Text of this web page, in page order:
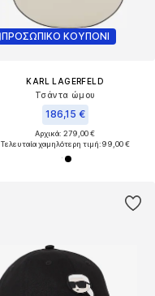
ΠΡΟΣΩΠΙΚΟ ΚΟΥΠΟΝΙ
KARL LAGERFELD
Τσάντα ώμου
186,15 €
Αρχικά: 279,00 €
Τελευταία χαμηλότερη τιμή:99,00 €